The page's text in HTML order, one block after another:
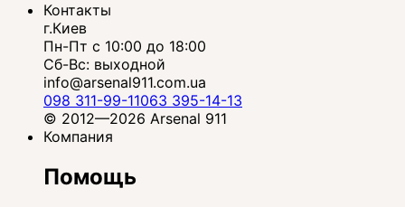
Контакты
г.Киев
Пн-Пт с 10:00 до 18:00
Сб-Вс: выходной
info@arsenal911.com.ua
098 311-99-11063 395-14-13
© 2012—2026 Arsenal 911
Компания
Помощь